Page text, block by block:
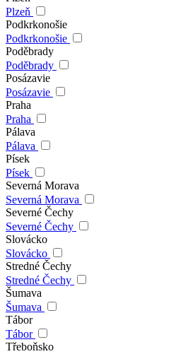
Plzeň
Podkrkonošie
Podkrkonošie
Poděbrady
Poděbrady
Posázavie
Posázavie
Praha
Praha
Pálava
Pálava
Písek
Písek
Severná Morava
Severná Morava
Severné Čechy
Severné Čechy
Slovácko
Slovácko
Stredné Čechy
Stredné Čechy
Šumava
Šumava
Tábor
Tábor
Třeboňsko